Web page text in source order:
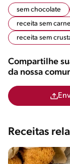
sem chocolate
receita sem
receita sem
Compartilhe
da nossa
Receitas